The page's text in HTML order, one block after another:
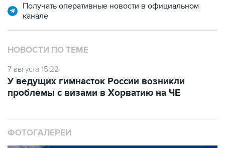
Получать оперативные новости в официальном
канале
НОВОСТИ ПО ТЕМЕ
7 августа 15:22
У ведущих гимнасток России возникли
проблемы с визами в Хорватию на ЧЕ
ФОТОГАЛЕРЕИ